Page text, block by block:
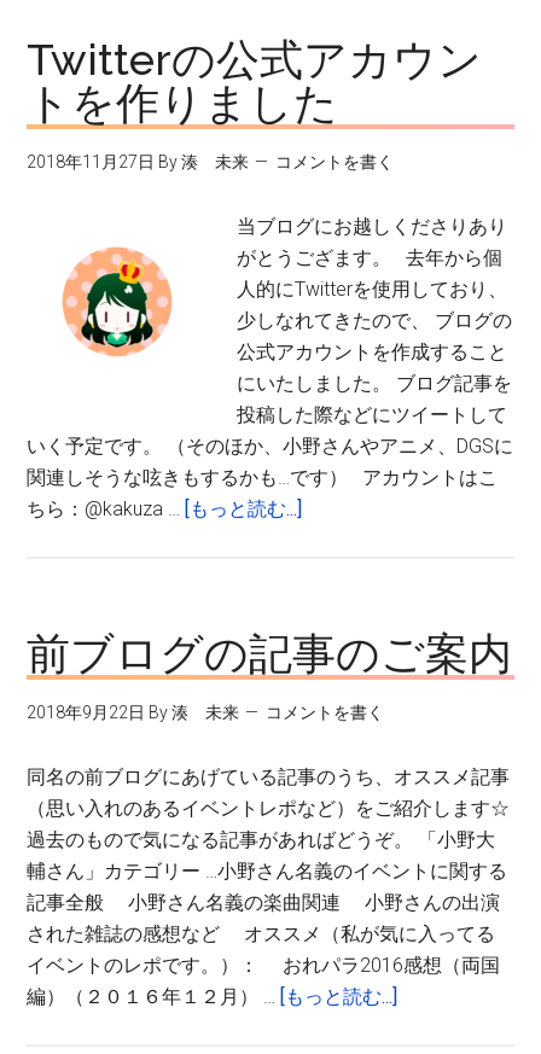
Twitterの公式アカウン
トを作りました
2018年11月27日 By湊 未来 コメントを書く
当ブログにお越しくださりあり
がとうござます。 去年から個
人的にTwitterを使用しており、
少しなれてきたので、 ブログの
公式アカウントを作成すること
にいたしました。 ブログ記事を
投稿した際などにツイートして
いく予定です。 （そのほか、小野さんやアニメ、DGSに
関連しそうな呟きもするかも…です） アカウントはこ
ちら：@kakuza … [もっと読む...]
式
ア
ウ
ト
を
作
り
ま
し
た
前ブログの記事のご案内
2018年9月22日 By湊 未来 コメントを書く
同名の前ブログにあげている記事のうち、オススメ記事
（思い入れのあるイベントレポなど）をご紹介します☆
過去のもので気になる記事があればどうぞ。 「小野大
輔さん」カテゴリー …小野さん名義のイベントに関する
記事全般 小野さん名義の楽曲関連 小野さんの出演
された雑誌の感想など オススメ（私が気に入ってる
イベントのレポです。）： おれパラ2016感想（両国
編）（２０１６年１２月） … [もっと読む...]